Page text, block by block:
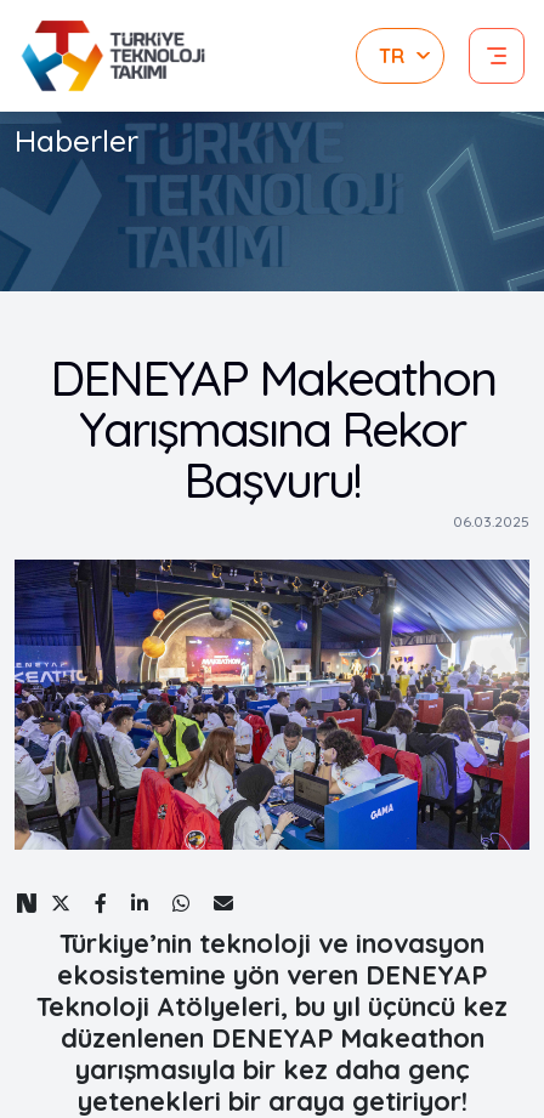
Haberler
DENEYAP Makeathon
Yarışmasına Rekor
Başvuru!
06.03.2025
Türkiye’nin teknoloji ve inovasyon
ekosistemine yön veren DENEYAP
Teknoloji Atölyeleri, bu yıl üçüncü kez
düzenlenen DENEYAP Makeathon
yarışmasıyla bir kez daha genç
yetenekleri bir araya getiriyor!